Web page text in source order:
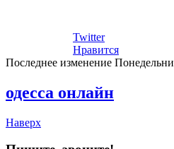
Twitter
Нравится
Последнее изменение
одесса онлайн
Наверх